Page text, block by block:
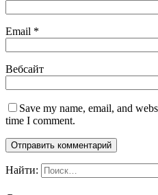
Email *
Вебсайт
Save my name, email, and
time I comment.
Найти: